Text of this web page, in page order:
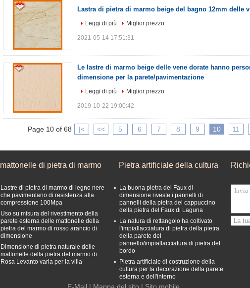
Lastra di pietra di marmo beige del bagno 12mm delle
Leggi di più Miglior prezzo
2021-05-14 17:51:31
Le lastre di marmo beige delle vene dorate hanno
dimensione per la parete/pavimentazione
Leggi di più Miglior prezzo
2019-10-22 19:00:42
Page 10 of 68 |< << 5 6 7 8 9 10 11
mattonelle di pietra di marmo
Lastre di pietra di marmo di legno nere
che pavimentano di resistenza alla
compressione 100Mpa
Uso su misura del rivestimento della
parete esterna delle mattonelle della
pietra del marmo di rosso arancio di
dimensione
Dimensione di pietra naturale delle
mattonelle della pietra del marmo di
Rosa Levanto varia per la villa
Pietra artificiale della cultura
La buona pietra del Faux di
dimensione riveste i pannelli di
pannelli della pietra del cappuccino
della pietra del Faux di Laguna
La natura di rettangolo ha coltivato
l'impiallacciatura di pietra della pietra
della parete del
pannello/impiallacciatura di pietra del
bordo
Pietra artificiale di costruzione della
cultura per la decorazione della parete
esterna e dell'interno